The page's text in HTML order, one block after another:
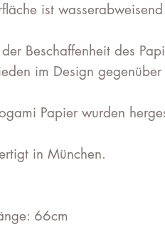
ist
Beschaffenheit des
im Design
Papier wurden
in München.
66cm